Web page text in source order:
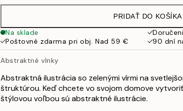
PRIDAŤ DO KOŠÍKA
Na sklade
Poštovné zdarma pri obj. Nad 59 €
90 dní
Abstraktné vlnky
Abstraktná ilustrácia so zelenými vírmi na
štruktúrou. Keď chcete vo svojom domove
štýlovou voľbou sú abstraktné ilustrácie.